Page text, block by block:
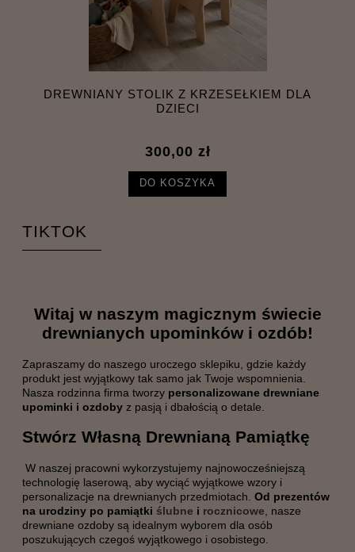
DREWNIANY STOLIK Z KRZESEŁKIEM DLA
DZIECI
300,00 zł
DO KOSZYKA
TIKTOK
Witaj w naszym magicznym świecie
drewnianych upominków i ozdób!
Zapraszamy do naszego uroczego sklepiku, gdzie każdy
produkt jest wyjątkowy tak samo jak Twoje wspomnienia.
Nasza rodzinna firma tworzy personalizowane drewniane
upominki i ozdoby z pasją i dbałością o detale.
Stwórz Własną Drewnianą Pamiątkę
W naszej pracowni wykorzystujemy najnowocześniejszą
technologię laserową, aby wyciąć wyjątkowe wzory i
personalizacje na drewnianych przedmiotach. Od prezentów
na urodziny po pamiątki ślubne i rocznicowe , nasze
drewniane ozdoby są idealnym wyborem dla osób
poszukujących czegoś wyjątkowego i osobistego.